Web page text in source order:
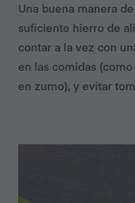
Una buena manera
suficiente hierro de
contar a la vez con
en las comidas
en zumo), y evitar